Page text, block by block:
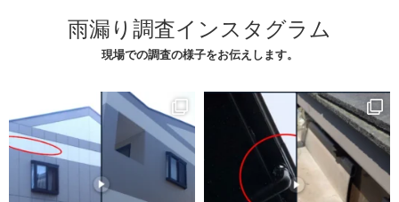
雨漏り調査インスタグラム
現場での調査の様子をお伝えします。